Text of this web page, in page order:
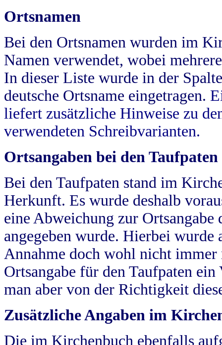
Ortsnamen
Bei den Ortsnamen wurden im
Namen verwendet, wobei
In dieser Liste wurde in der
deutsche Ortsname eingetragen.
liefert zusätzliche Hinweise zu
verwendeten Schreibvarianten.
Ortsangaben bei den Taufpaten
Bei den Taufpaten stand im
Herkunft. Es wurde deshalb
eine Abweichung zur
angegeben wurde. Hierbei wurde
Annahme doch wohl nicht
Ortsangabe für den Taufpaten
man aber von der Richtigkeit
Zusätzliche Angaben im
Die im Kirchenbuch ebenfalls